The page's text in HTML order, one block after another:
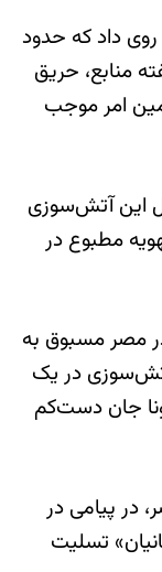
داد که حدود
منابع، حریق
امر موجب
این آتش‌سوزی
مطبوع در
مصر مسبوق به
۱۳۹۹ میلادی آتش‌سوزی در یک
جان دست‌کم
در پیامی در
تسلیت